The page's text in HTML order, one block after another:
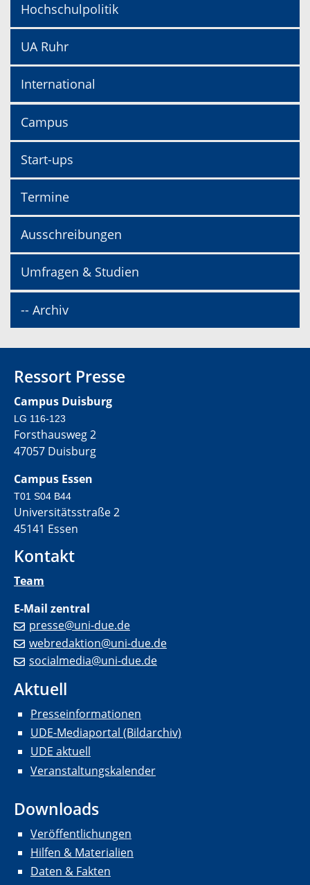
Hochschulpolitik
UA Ruhr
International
Campus
Start-ups
Termine
Ausschreibungen
Umfragen & Studien
-- Archiv
Ressort Presse
Campus Duisburg
LG 116-123
Forsthausweg 2
47057 Duisburg
Campus Essen
T01 S04 B44
Universitätsstraße 2
45141 Essen
Kontakt
Team
E-Mail zentral
presse@uni-due.de
webredaktion@uni-due.de
socialmedia@uni-due.de
Aktuell
Presseinformationen
UDE-Mediaportal (Bildarchiv)
UDE aktuell
Veranstaltungskalender
Downloads
Veröffentlichungen
Hilfen & Materialien
Daten & Fakten